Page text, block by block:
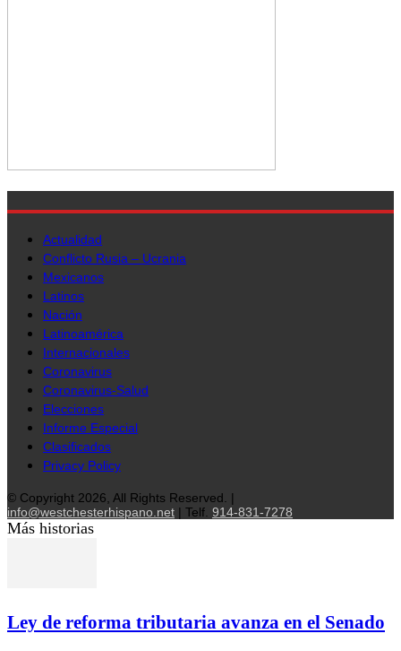
Actualidad
Conflicto Rusia – Ucrania
Mexicanos
Latinos
Nación
Latinoamérica
Internacionales
Coronavirus
Coronavirus-Salud
Elecciones
Informe Especial
Clasificados
Privacy Policy
© Copyright 2026, All Rights Reserved. |
info@westchesterhispano.net | Telf. 914-831-7278
Más historias
Ley de reforma tributaria avanza en el Senado